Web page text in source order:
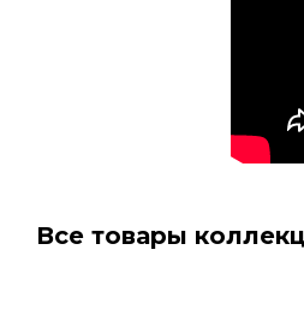
Все товары